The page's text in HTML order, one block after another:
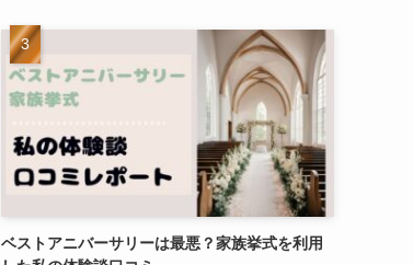
ベストアニバーサリーは最悪？家族挙式を利用